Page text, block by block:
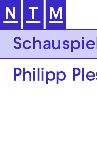
Zur
Philipp